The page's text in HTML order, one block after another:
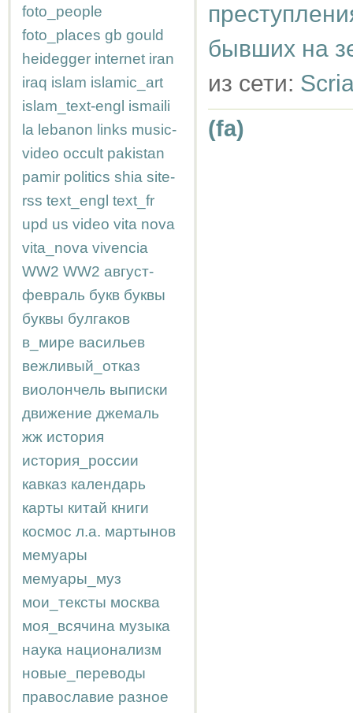
foto_people
foto_places gb gould
heidegger internet iran
iraq islam islamic_art
islam_text-engl ismaili
la lebanon links music-
video occult pakistan
pamir politics shia site-
rss text_engl text_fr
upd us video vita nova
vita_nova vivencia
WW2 WW2 август-
февраль букв буквы
буквы булгаков
в_мире васильев
вежливый_отказ
виолончель выписки
движение джемаль
жж история
история_россии
кавказ календарь
карты китай книги
космос л.а. мартынов
мемуары
мемуары_муз
мои_тексты москва
моя_всячина музыка
наука национализм
новые_переводы
православие разное
бывших на
из сети:
(fa)